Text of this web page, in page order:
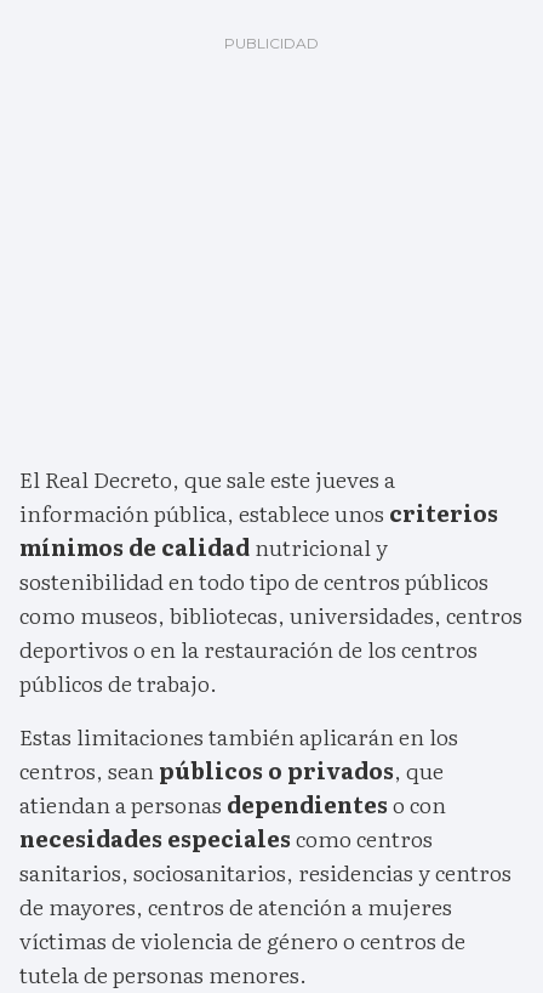
El Real Decreto, que sale este jueves a
información pública, establece unos criterios
mínimos de calidadnutricional y
sostenibilidad en todo tipo de centros públicos
como museos, bibliotecas, universidades, centros
deportivos o en la restauración de los centros
públicos de trabajo.
Estas limitaciones también aplicarán en los
centros, seanpúblicos o privados, que
atiendan a personas dependienteso con
necesidades especialescomo centros
sanitarios, sociosanitarios, residencias y centros
de mayores, centros de atención a mujeres
víctimas de violencia de género o centros de
tutela de personas menores.